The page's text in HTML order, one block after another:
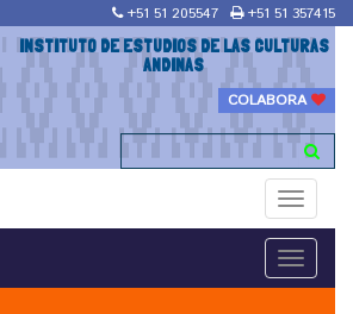
+51 51 205547 +51 51 357415
INSTITUTO DE ESTUDIOS DE LAS CULTURAS
ANDINAS
COLABORA
Toggle
Toggle